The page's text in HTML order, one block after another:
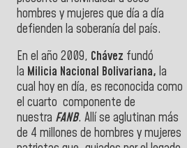
hombres y mujeres que día a día
defienden la soberanía del país.
En el año 2009, Chávez fundó
la Milicia Nacional Bolivariana, la
cual hoy en día, es reconocida como
el cuarto componente de
nuestra FANB. Allí se aglutinan más
de 4 millones de hombres y mujeres